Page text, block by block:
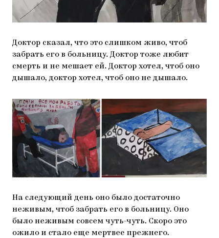
Доктор сказал, что это слишком живо, чтоб
забрать его в больницу. Доктор тоже любит
смерть и не мешает ей. Доктор хотел, чтоб оно
дышало, доктор хотел, чтоб оно не дышало.
На следующий день оно было достаточно
неживым, чтоб забрать его в больницу. Оно
было неживым совсем чуть-чуть. Скоро это
ожило и стало еще мертвее прежнего.